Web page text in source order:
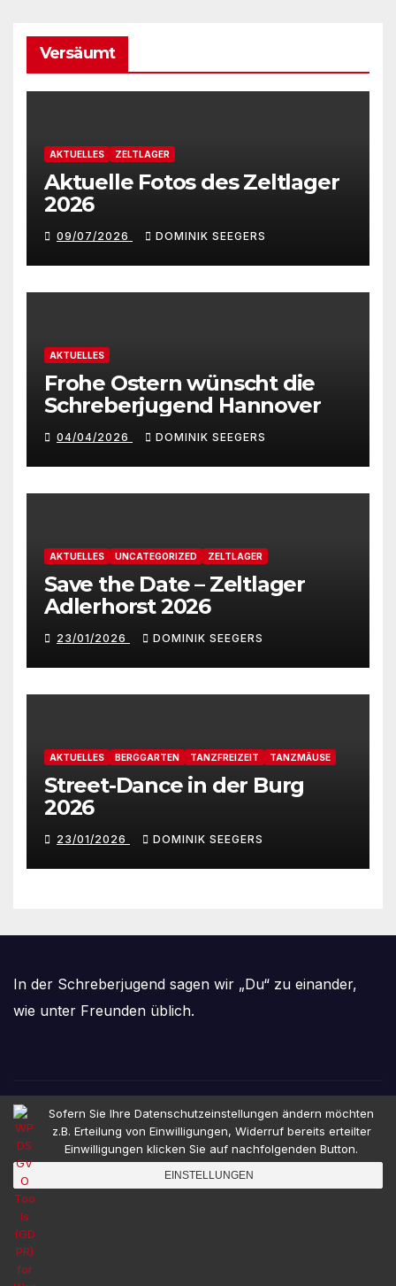
Versäumt
AKTUELLES ZELTLAGER
Aktuelle Fotos des Zeltlager
2026
09/07/2026 DOMINIK SEEGERS
AKTUELLES
Frohe Ostern wünscht die
Schreberjugend Hannover
04/04/2026 DOMINIK SEEGERS
AKTUELLES UNCATEGORIZED ZELTLAGER
Save the Date – Zeltlager
Adlerhorst 2026
23/01/2026 DOMINIK SEEGERS
AKTUELLES BERGGARTEN TANZFREIZEIT TANZMÄUSE
Street-Dance in der Burg
2026
23/01/2026 DOMINIK SEEGERS
In der Schreberjugend sagen wir „Du“ zu einander,
wie unter Freunden üblich.
Schreberjugend
Hannover e.V.
Sofern Sie Ihre Datenschutzeinstellungen ändern möchten
z.B. Erteilung von Einwilligungen, Widerruf bereits erteilter
Einwilligungen klicken Sie auf nachfolgenden Button.
EINSTELLUNGEN